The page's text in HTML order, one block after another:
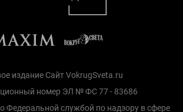
издание Сайт VokrugSveta.ru
номер ЭЛ № ФС 77 - 83686
Федеральной службой по надзору в сфере